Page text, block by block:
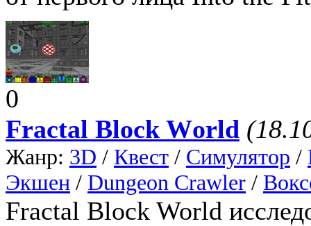
0
Fractal Block World
Жанр: 3D / Квест / Симулятор /
Экшен / Dungeon Crawler /
Fractal Block World